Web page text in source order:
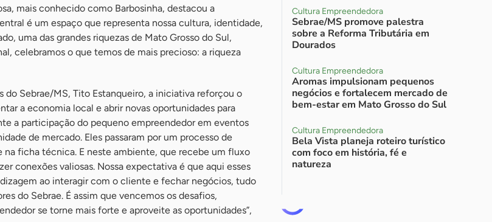
mais conhecido como Barbosinha, destacou a
é um espaço que representa nossa cultura, identidade,
uma das grandes riquezas de Mato Grosso do Sul,
celebramos o que temos de mais precioso: a riqueza
do Sebrae/MS, Tito Estanqueiro, a iniciativa reforçou o
a economia local e abrir novas oportunidades para
a participação do pequeno empreendedor em eventos
de mercado. Eles passaram por um processo de
na ficha técnica. E neste ambiente, que recebe um fluxo
conexões valiosas. Nossa expectativa é que aqui esses
ao interagir com o cliente e fechar negócios, tudo
do Sebrae. É assim que vencemos os desafios,
se torne mais forte e aproveite as oportunidades”,
Cultura Empreendedora
Sebrae/MS promove palestra
sobre a Reforma Tributária em
Dourados
Cultura Empreendedora
Aromas impulsionam pequenos
negócios e fortalecem mercado de
bem-estar em Mato Grosso do Sul
Cultura Empreendedora
Bela Vista planeja roteiro turístico
com foco em história, fé e
natureza